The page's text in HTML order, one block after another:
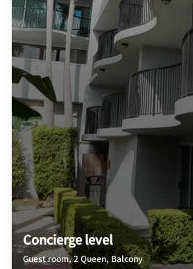
Concierge level
Guest room, 2 Queen, Balcony